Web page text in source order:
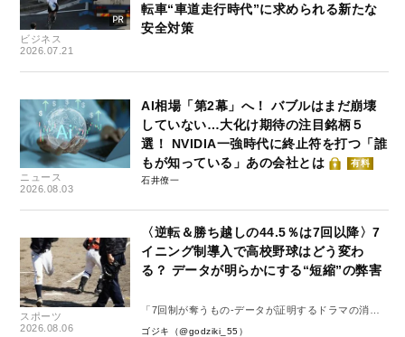
ビジネス
2026.07.21
転車“車道走行時代”に求められる新たな
安全対策
ニュース
2026.08.03
AI相場「第2幕」へ！ バブルはまだ崩壊
していない…大化け期待の注目銘柄５
選！ NVIDIA一強時代に終止符を打つ「誰
もが知っている」あの会社とは
有料
石井僚一
スポーツ
2026.08.06
〈逆転＆勝ち越しの44.5％は7回以降〉7
イニング制導入で高校野球はどう変わ
る？ データが明らかにする“短縮”の弊害
「7回制が奪うもの-データが証明するドラマの消
失-」
ゴジキ（@godziki_55）